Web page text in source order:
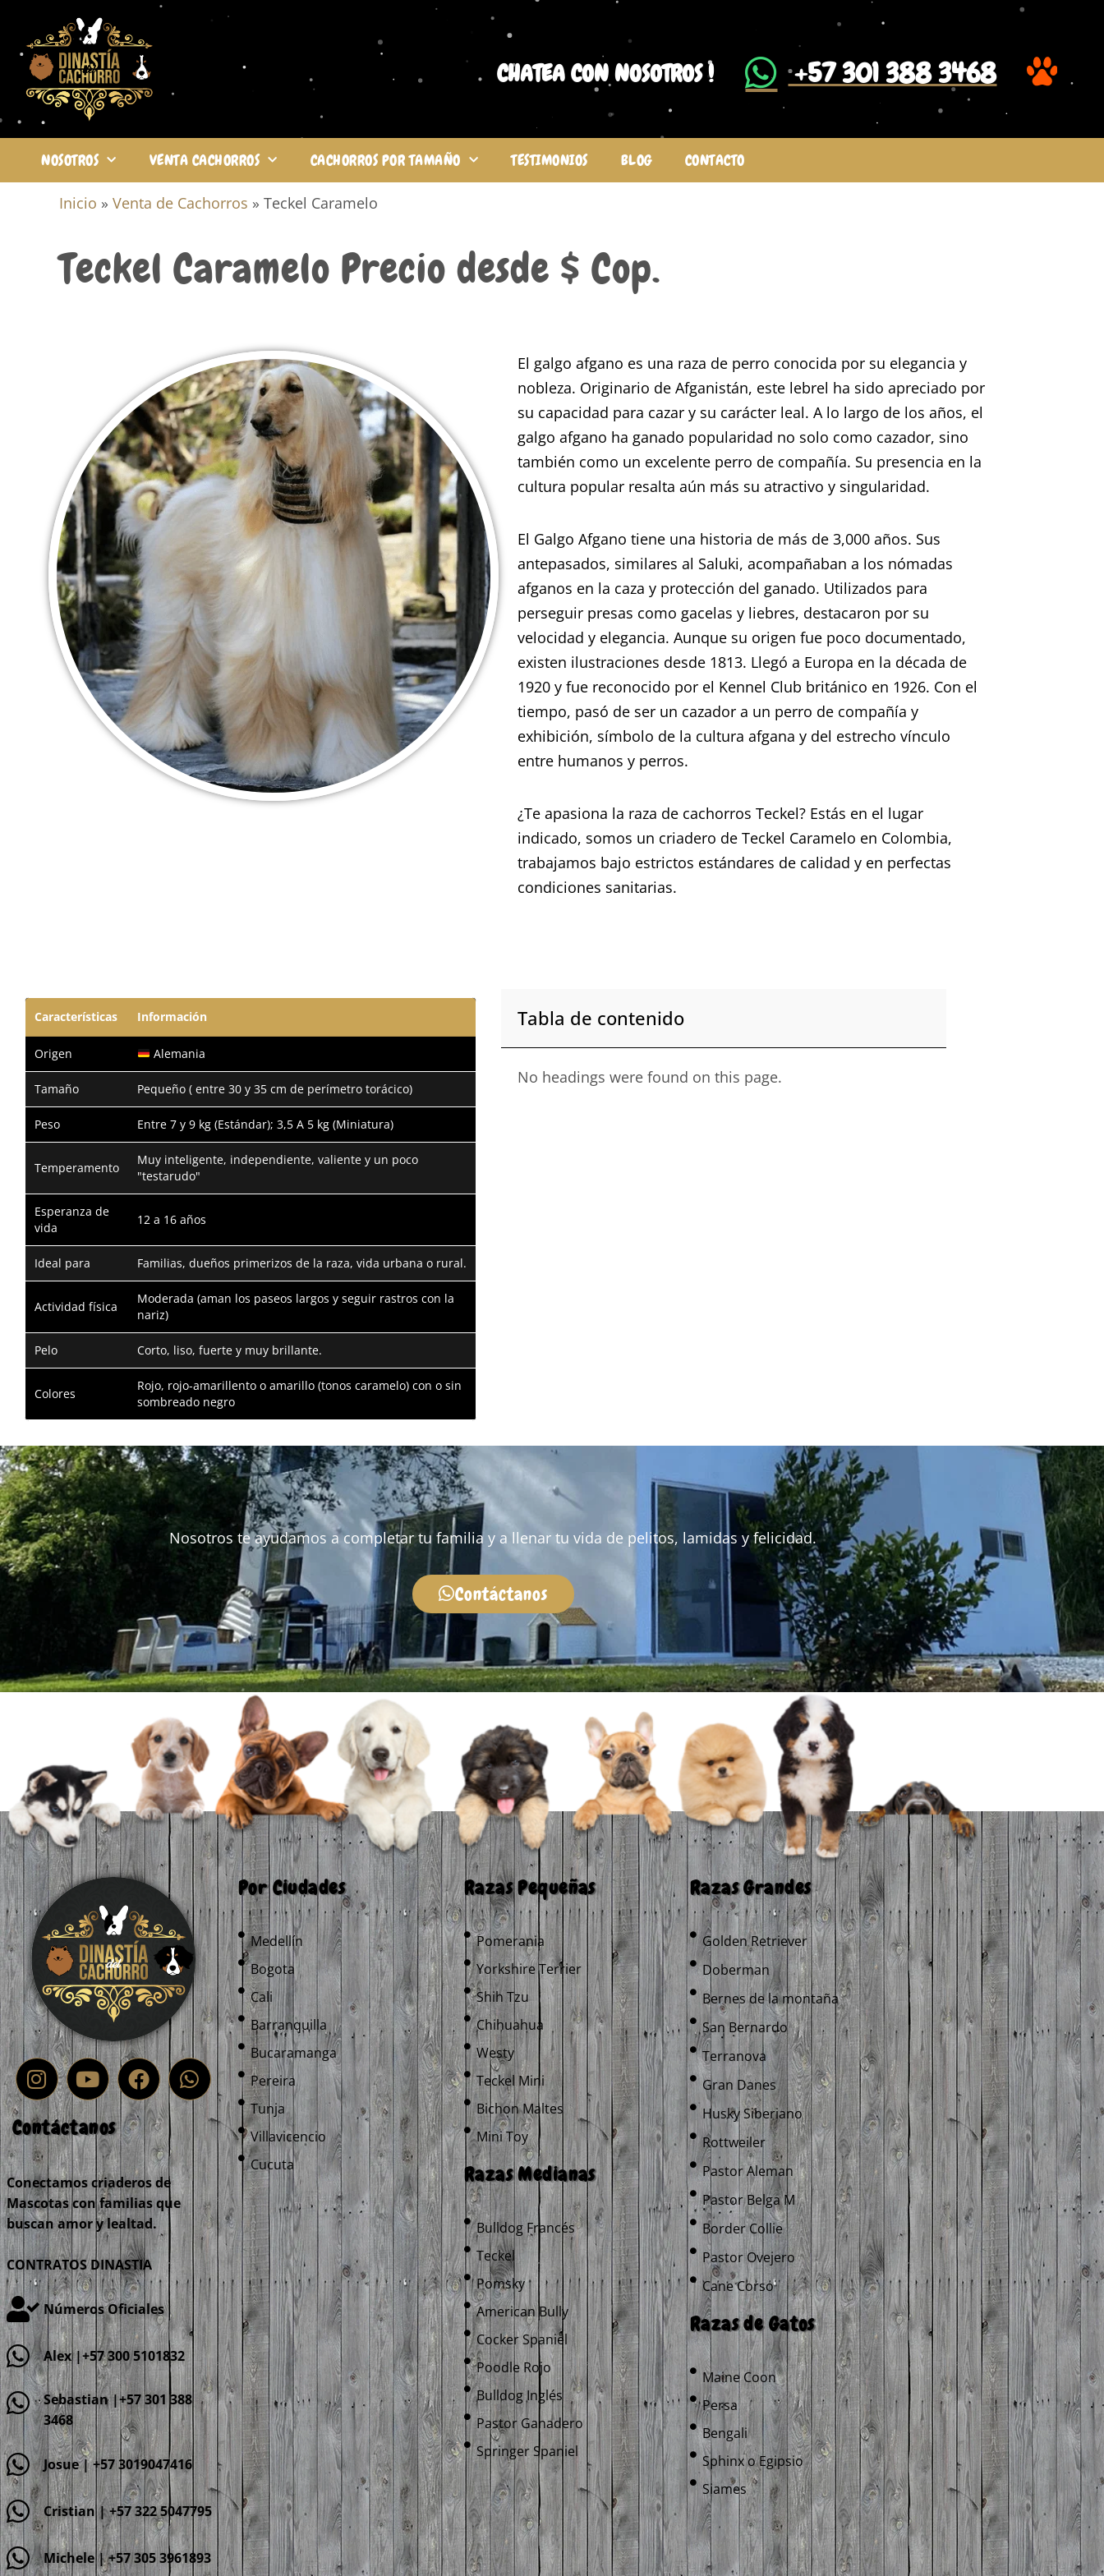
CHATEA CON NOSOTROS ! ​ +57 301 388 3468
NOSOTROS VENTA CACHORROS CACHORROS POR TAMAÑO TESTIMONIOS BLOG CONTACTO
Inicio » Venta de Cachorros » Teckel Caramelo
Teckel Caramelo Precio desde $ Cop.
El galgo afgano es una raza de perro conocida por su elegancia y
nobleza. Originario de Afganistán, este lebrel ha sido apreciado por
su capacidad para cazar y su carácter leal. A lo largo de los años, el
galgo afgano ha ganado popularidad no solo como cazador, sino
también como un excelente perro de compañía. Su presencia en la
cultura popular resalta aún más su atractivo y singularidad.
El Galgo Afgano tiene una historia de más de 3,000 años. Sus
antepasados, similares al Saluki, acompañaban a los nómadas
afganos en la caza y protección del ganado. Utilizados para
perseguir presas como gacelas y liebres, destacaron por su
velocidad y elegancia. Aunque su origen fue poco documentado,
existen ilustraciones desde 1813. Llegó a Europa en la década de
1920 y fue reconocido por el Kennel Club británico en 1926. Con el
tiempo, pasó de ser un cazador a un perro de compañía y
exhibición, símbolo de la cultura afgana y del estrecho vínculo
entre humanos y perros.
¿Te apasiona la raza de cachorros Teckel? Estás en el lugar
indicado, somos un criadero de Teckel Caramelo en Colombia,
trabajamos bajo estrictos estándares de calidad y en perfectas
condiciones sanitarias.
Características Información
Origen Alemania
Tamaño Pequeño ( entre 30 y 35 cm de perímetro torácico)
Peso Entre 7 y 9 kg (Estándar); 3,5 A 5 kg (Miniatura)
Temperamento
Muy inteligente, independiente, valiente y un poco
"testarudo"
Esperanza de
vida
12 a 16 años
Ideal para Familias, dueños primerizos de la raza, vida urbana o rural.
Actividad física
Moderada (aman los paseos largos y seguir rastros con la
nariz)
Pelo Corto, liso, fuerte y muy brillante.
Colores
Rojo, rojo-amarillento o amarillo (tonos caramelo) con o sin
sombreado negro
Tabla de contenido
No headings were found on this page.
Nosotros te ayudamos a completar tu familia y a llenar tu vida de pelitos, lamidas y felicidad.
Contáctanos
Contáctanos
Conectamos criaderos de
Mascotas con familias que
buscan amor y lealtad.
CONTRATOS DINASTIA
Números Oficiales
Alex |+57 300 5101832
Sebastian |+57 301 388
3468
Josue | +57 3019047416
Cristian | +57 322 5047795
Michele | +57 305 3961893
Por Ciudades
Medellín
Bogota
Cali
Barranquilla
Bucaramanga
Pereira
Tunja
Villavicencio
Cucuta
Razas Pequeñas
Pomerania
Yorkshire Terrier
Shih Tzu
Chihuahua
Westy
Teckel Mini
Bichon Maltes
Mini Toy
Razas Medianas
Bulldog Francés
Teckel
Pomsky
American Bully
Cocker Spaniel
Poodle Rojo
Bulldog Inglés
Pastor Ganadero
Springer Spaniel
Razas Grandes
Golden Retriever
Doberman
Bernes de la montaña
San Bernardo
Terranova
Gran Danes
Husky Siberiano
Rottweiler
Pastor Aleman
Pastor Belga M
Border Collie
Pastor Ovejero
Cane Corso
Razas de Gatos
Maine Coon
Persa
Bengali
Sphinx o Egipsio
Siames